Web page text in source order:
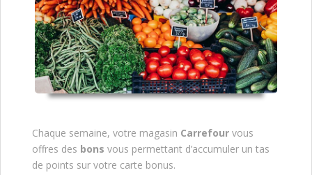
Chaque semaine, votre magasin Carrefour vous
offres des bons vous permettant d’accumuler un tas
de points sur votre carte bonus.